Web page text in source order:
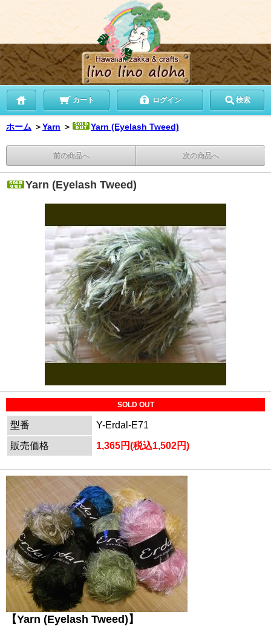
カート ログイン 検索
ホーム ＞Yarn ＞ Yarn (Eyelash Tweed)
前の商品へ 次の商品へ
Yarn (Eyelash Tweed)
SOLD OUT
型番
Y-Erdal-E71
販売価格
1,365円(税込1,502円)
【Yarn (Eyelash Tweed)】